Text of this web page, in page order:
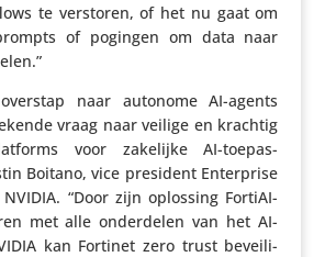
te verstoren, of het nu gaat om
of pogingen om data naar
naar autonome AI-agents
vraag naar veilige en krachtig
voor zakelijke AI-toepas­
Boitano, vice president Enter­prise
“Door zijn oplossing Forti­AI­
met alle onder­delen van het AI-
kan Fortinet zero trust bevei­li­